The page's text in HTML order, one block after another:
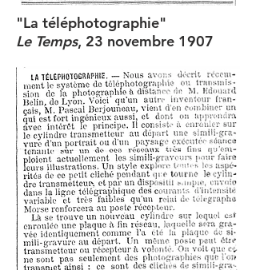
"La téléphotographie"
Le Temps, 23 novembre 1907